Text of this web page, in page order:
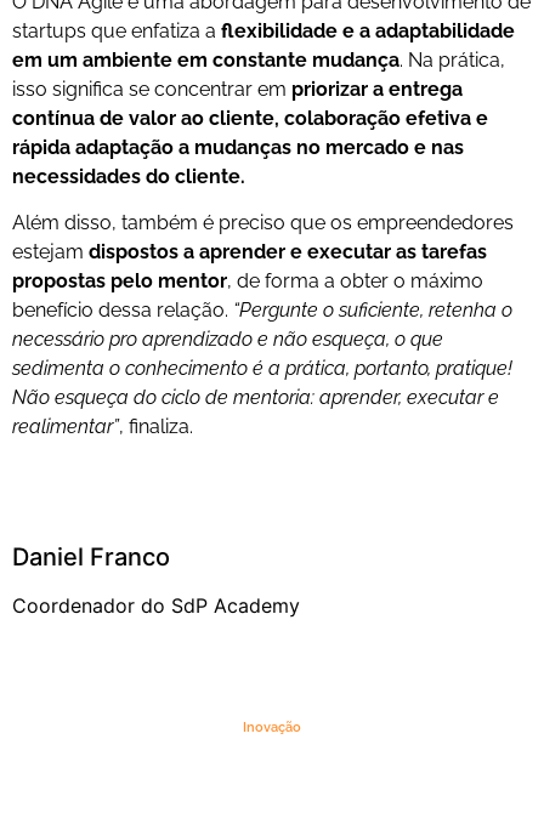
startups que enfatiza a flexibilidade e a adaptabilidade
em um ambiente em constante mudança. Na prática,
isso significa se concentrar em priorizar a entrega
contínua de valor ao cliente, colaboração efetiva e
rápida adaptação a mudanças no mercado e nas
necessidades do cliente.
Além disso, também é preciso que os empreendedores
estejam dispostos a aprender e executar as tarefas
propostas pelo mentor, de forma a obter o máximo
benefício dessa relação. “Pergunte o suficiente, retenha o
necessário pro aprendizado e não esqueça, o que
sedimenta o conhecimento é a prática, portanto, pratique!
Não esqueça do ciclo de mentoria: aprender, executar e
realimentar”, finaliza.
Daniel Franco
Coordenador do SdP Academy
Inovação